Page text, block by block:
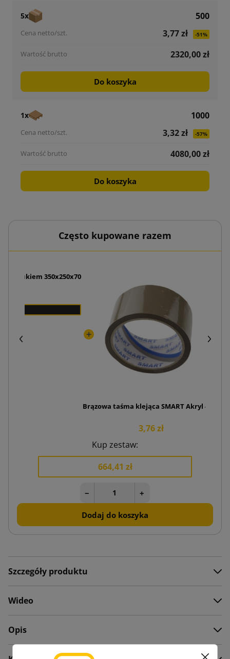
5x
500
3,77 zł
-51%
2320,00 zł
Do koszyka
1x
1000
3,32 zł
-57%
4080,00 zł
Do koszyka
Często kupowane razem
nadrukiem 350x250x70
Brązowa taśma klejąca SMART Akryl 48/50
3,76 zł
Kup zestaw:
664,41 zł
− +
Dodaj do koszyka
Szczegóły produktu
Wideo
Opis